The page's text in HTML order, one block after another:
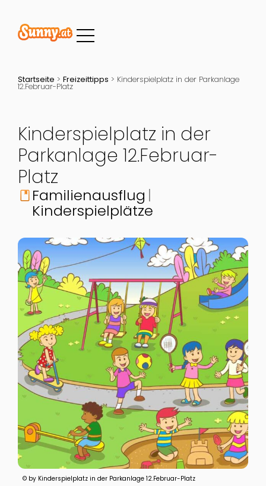
Startseite > Freizeittipps > Kinderspielplatz in der Parkanlage
12.Februar-Platz
Kinderspielplatz in der
Parkanlage 12.Februar-
Platz
book Familienausflug
Kinderspielplätze
© by Kinderspielplatz in der Parkanlage 12.Februar-Platz